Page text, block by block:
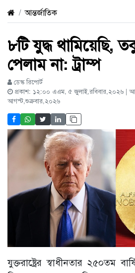
আন্তর্জাতিক
৮টি যুদ্ধ থামিয়েছি,
পেলাম না: ট্রাম্প
ডেস্ক রিপোর্ট
প্রকাশ: ১২:০০ এএম, ৫ জুলাই,রবিবার,২০২৬ |
আগস্ট,শুক্রবার,২০২৬
যুক্তরাষ্ট্রের স্বাধীনতার ২৫০তম